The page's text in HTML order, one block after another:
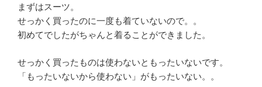
まずはスーツ。
せっかく買ったのに一度も着ていないので。。
初めてでしたがちゃんと着ることができました。
せっかく買ったものは使わないともったいないです。
「もったいないから使わない」がもったいない。。